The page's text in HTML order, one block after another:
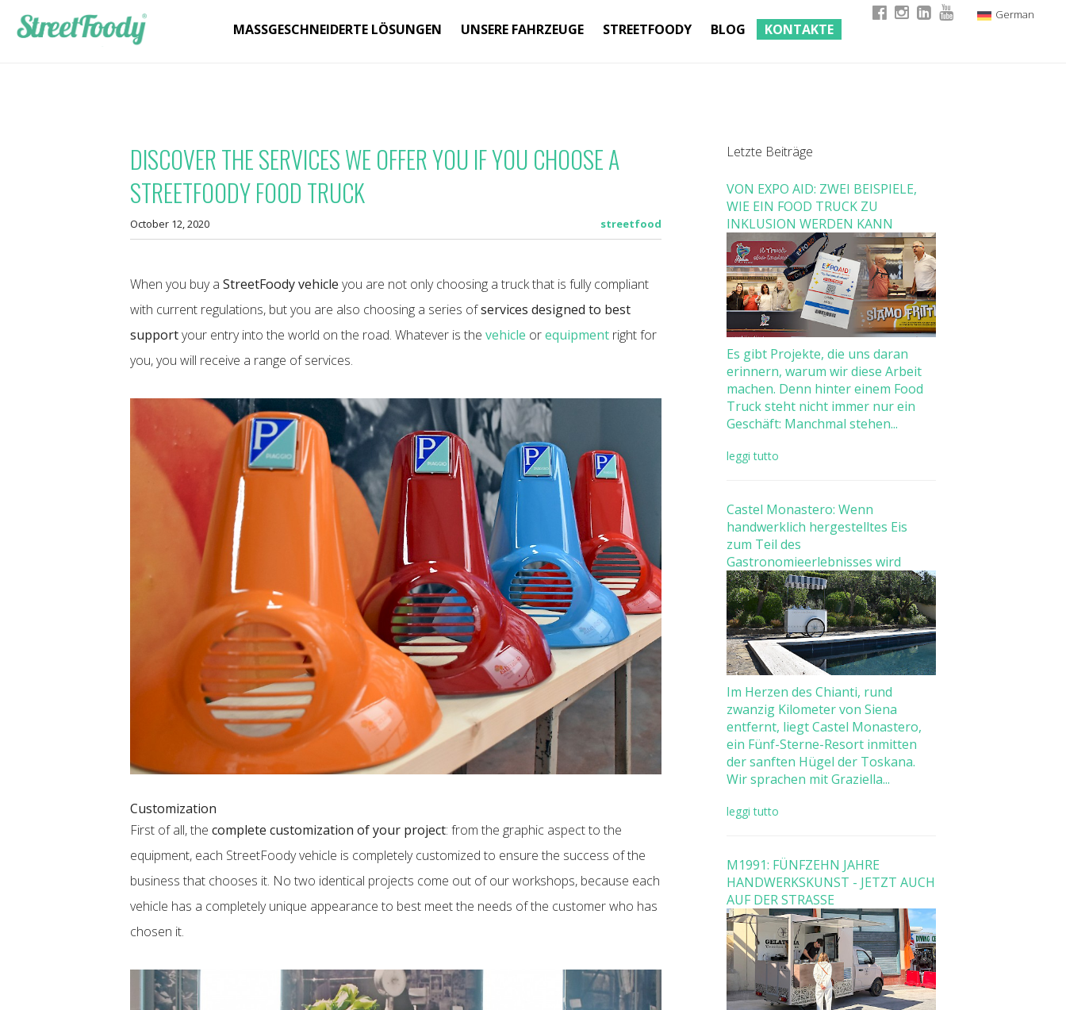
German
MASSGESCHNEIDERTE LÖSUNGEN UNSERE FAHRZEUGE STREETFOODY BLOG KONTAKTE
DISCOVER THE SERVICES WE OFFER YOU IF YOU CHOOSE A
STREETFOODY FOOD TRUCK
October 12, 2020 streetfood
When you buy aStreetFoody vehicle you are not only choosing a truck that is fully compliant
with current regulations, but you are also choosing a series ofservices designed to best
supportyour entry into the world on the road. Whatever is thevehicle or equipment right for
you, you will receive a range of services.
Customization
First of all, the complete customization of your project: from the graphic aspect to the
equipment, each StreetFoody vehicle is completely customized to ensure the success of the
business that chooses it. No two identical projects come out of our workshops, because each
vehicle has a completely unique appearance to best meet the needs of the customer who has
chosen it.
Letzte Beiträge
VON EXPO AID: ZWEI BEISPIELE,
WIE EIN FOOD TRUCK ZU
INKLUSION WERDEN KANN
Es gibt Projekte, die uns daran
erinnern, warum wir diese Arbeit
machen. Denn hinter einem Food
Truck steht nicht immer nur ein
Geschäft: Manchmal stehen...
leggi tutto
Castel Monastero: Wenn
handwerklich hergestelltes Eis
zum Teil des
Gastronomieerlebnisses wird
Im Herzen des Chianti, rund
zwanzig Kilometer von Siena
entfernt, liegt Castel Monastero,
ein Fünf-Sterne-Resort inmitten
der sanften Hügel der Toskana.
Wir sprachen mit Graziella...
leggi tutto
M1991: FÜNFZEHN JAHRE
HANDWERKSKUNST - JETZT AUCH
AUF DER STRASSE